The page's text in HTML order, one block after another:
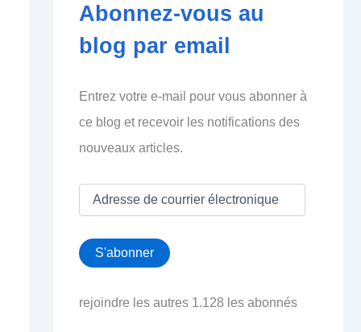
Abonnez-vous au
blog par email
Entrez votre e-mail pour vous abonner à
ce blog et recevoir les notifications des
nouveaux articles.
e
s
d
S'abonner
rejoindre les autres 1.128 les abonnés